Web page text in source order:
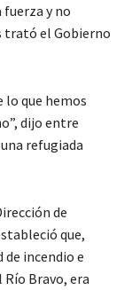
fuerza y no
trató el Gobierno
lo que hemos
dijo entre
refugiada
de
que,
incendio e
Bravo, era